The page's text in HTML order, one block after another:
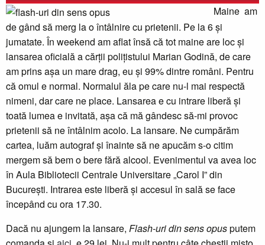
Maine am
de gând să merg la o întâlnire cu prietenii. Pe la 6 și
jumatate. În weekend am aflat însă că tot maine are loc și
lansarea oficială a cărții polițistului Marian Godină, de care
am prins așa un mare drag, eu și 99% dintre români. Pentru
că omul e normal. Normalul ăla pe care nu-l mai respectă
nimeni, dar care ne place. Lansarea e cu intrare liberă și
toată lumea e invitată, așa că mă gândesc să-mi provoc
prietenii să ne întâlnim acolo. La lansare. Ne cumpărăm
cartea, luăm autograf și înainte să ne apucăm s-o citim
mergem să bem o bere fără alcool. Evenimentul va avea loc
în Aula Bibliotecii Centrale Universitare „Carol I” din
București. Intrarea este liberă și accesul în sală se face
începând cu ora 17.30.
Dacă nu ajungem la lansare, Flash-uri din sens opusputem